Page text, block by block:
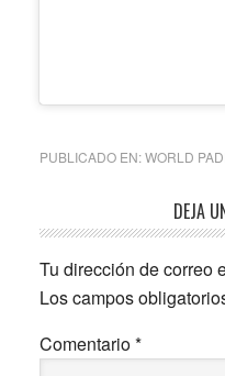
PUBLICADO EN:WORLD
Interacciones
con
los
lectores
DEJA
Tu dirección de correo
Los campos
Comentario*